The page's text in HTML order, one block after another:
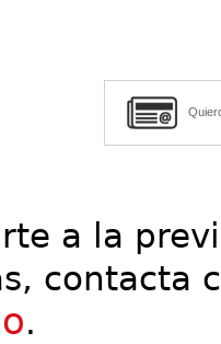
a la
contacta
.